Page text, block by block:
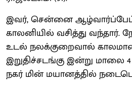
இவர், சென்னை
காலனியில் வசித்து வந்தார்.
உடல் நலக்குறைவால்
இறுதிச்சடங்கு இன்று மாலை
நகர் மின் மயானத்தில்